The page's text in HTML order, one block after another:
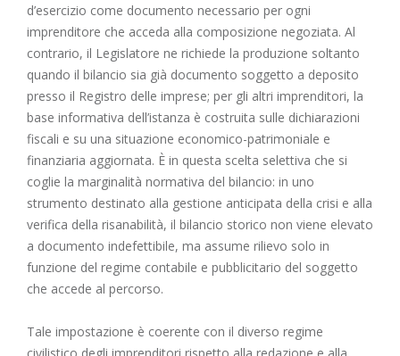
d’esercizio come documento necessario per ogni
imprenditore che acceda alla composizione negoziata. Al
contrario, il Legislatore ne richiede la produzione soltanto
quando il bilancio sia già documento soggetto a deposito
presso il Registro delle imprese; per gli altri imprenditori, la
base informativa dell’istanza è costruita sulle dichiarazioni
fiscali e su una situazione economico-patrimoniale e
finanziaria aggiornata. È in questa scelta selettiva che si
coglie la marginalità normativa del bilancio: in uno
strumento destinato alla gestione anticipata della crisi e alla
verifica della risanabilità, il bilancio storico non viene elevato
a documento indefettibile, ma assume rilievo solo in
funzione del regime contabile e pubblicitario del soggetto
che accede al percorso.
Tale impostazione è coerente con il diverso regime